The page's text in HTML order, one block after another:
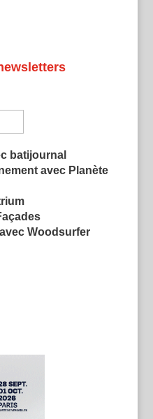
batijournal
avec Planète
Woodsurfer